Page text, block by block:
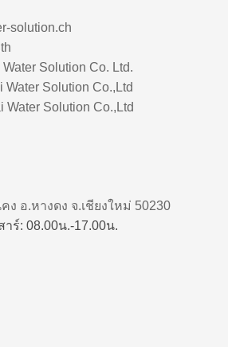
solution.ch
Solution Co. Ltd.
Water Solution Co.,Ltd
Water Solution Co.,Ltd
ง อ.หางดง จ.เชียงใหม่ 50230
าร์: 08.00น.-17.00น.